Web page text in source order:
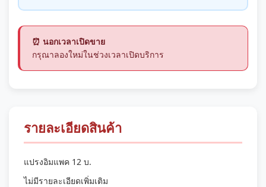
⏰ นอกเวลาเปิดขาย
กรุณาลองใหม่ในช่วงเวลาเปิดบริการ
รายละเอียดสินค้า
แปรงอิมแพค 12 บ.
ไม่มีรายละเอียดเพิ่มเติม